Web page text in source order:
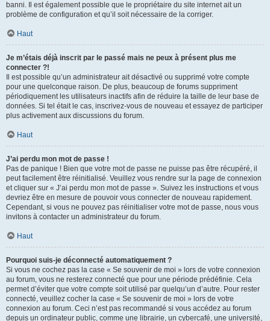
banni. Il est également possible que le propriétaire du site internet ait un
problème de configuration et qu’il soit nécessaire de la corriger.
Haut
Je m’étais déjà inscrit par le passé mais ne peux à présent plus me
connecter ?!
Il est possible qu’un administrateur ait désactivé ou supprimé votre compte
pour une quelconque raison. De plus, beaucoup de forums suppriment
périodiquement les utilisateurs inactifs afin de réduire la taille de leur base de
données. Si tel était le cas, inscrivez-vous de nouveau et essayez de participer
plus activement aux discussions du forum.
Haut
J’ai perdu mon mot de passe !
Pas de panique ! Bien que votre mot de passe ne puisse pas être récupéré, il
peut facilement être réinitialisé. Veuillez vous rendre sur la page de connexion
et cliquer sur « J’ai perdu mon mot de passe ». Suivez les instructions et vous
devriez être en mesure de pouvoir vous connecter de nouveau rapidement.
Cependant, si vous ne pouvez pas réinitialiser votre mot de passe, nous vous
invitons à contacter un administrateur du forum.
Haut
Pourquoi suis-je déconnecté automatiquement ?
Si vous ne cochez pas la case « Se souvenir de moi » lors de votre connexion
au forum, vous ne resterez connecté que pour une période prédéfinie. Cela
permet d’éviter que votre compte soit utilisé par quelqu’un d’autre. Pour rester
connecté, veuillez cocher la case « Se souvenir de moi » lors de votre
connexion au forum. Ceci n’est pas recommandé si vous accédez au forum
depuis un ordinateur public, comme une librairie, un cybercafé, une université,